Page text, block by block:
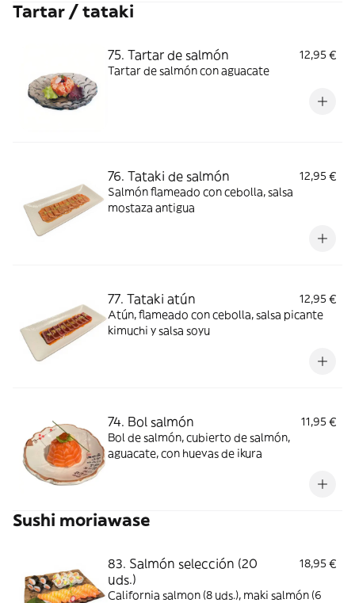
Tartar / tataki
75. Tartar de salmón
12,95 €
Tartar de salmón con aguacate
76. Tataki de salmón
12,95 €
Salmón flameado con cebolla, salsa
mostaza antigua
77. Tataki atún
12,95 €
Atún, flameado con cebolla, salsa picante
kimuchi y salsa soyu
74. Bol salmón
11,95 €
Bol de salmón, cubierto de salmón,
aguacate, con huevas de ikura
Sushi moriawase
83. Salmón selección (20
uds.)
18,95 €
California salmon (8 uds.), maki salmón (6